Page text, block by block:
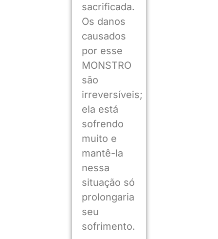
sacrificada.
Os danos
causados
por esse
MONSTRO
são
irreversíveis;
ela está
sofrendo
muito e
mantê-la
nessa
situação só
prolongaria
seu
sofrimento.